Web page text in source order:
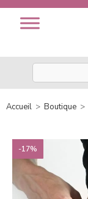
Accueil > Boutique >
-17%